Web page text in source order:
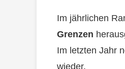
Im jährlichen
Grenzen
Im letzten Jahr
wieder.